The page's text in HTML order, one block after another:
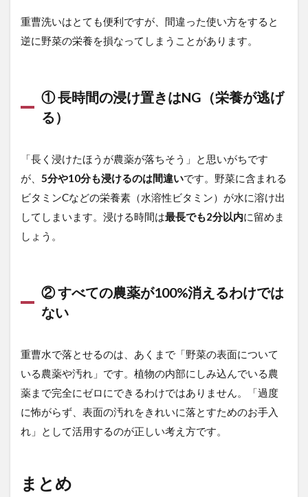
重曹洗いはとても便利ですが、間違った使い方をすると
逆に野菜の栄養を損なってしまうことがあります。
① 長時間の浸け置きはNG（栄養が逃げ
る）
「長く浸けたほうが農薬が落ちそう」と思いがちです
が、 5分や10分も浸けるのは間違いです。野菜に含まれる
ビタミンCなどの栄養素（水溶性ビタミン）が水に溶け出
してしまいます。浸ける時間は最長でも2分以内に留めま
しょう。
② すべての農薬が100%消えるわけでは
ない
重曹水で落とせるのは、あくまで「野菜の表面について
いる農薬や汚れ」です。植物の内部にしみ込んでいる農
薬まで完全にゼロにできるわけではありません。「過度
に怖がらず、表面の汚れをきれいに落とすためのお手入
れ」として活用するのが正しい考え方です。
まとめ